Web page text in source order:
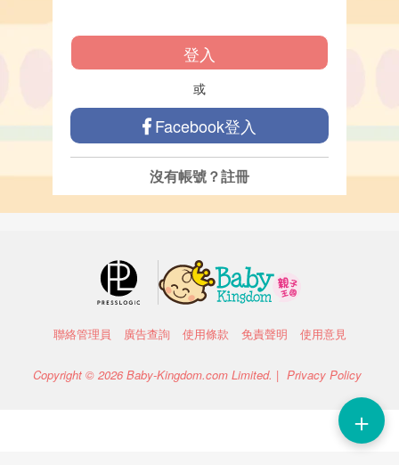
＋
登入
或
Facebook登入
沒有帳號？註冊
聯絡管理員 廣告查詢 使用條款 免責聲明 使用意見
Copyright © 2026 Baby-Kingdom.com Limited. | Privacy Policy